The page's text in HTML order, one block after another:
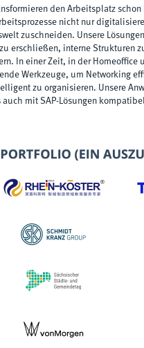
den Arbeitsplatz
nicht nur
zuschneiden. Unsere
erschließen, interne Strukturen
In einer Zeit, in der
Werkzeuge, um Networking
zu organisieren. Unsere
auch mit SAP-Lösungen